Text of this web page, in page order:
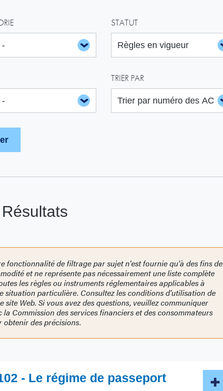
STATUT
TRIER PAR
Résultats
fonctionnalité de filtrage par sujet n'est fournie qu'à des fins de
et ne représente pas nécessairement une liste complète
les règles ou instruments réglementaires applicables à
situation particulière. Consultez les conditions d’utilisation de
site Web. Si vous avez des questions, veuillez communiquer
la Commission des services financiers et des consommateurs
obtenir des précisions.
- Le régime de passeport